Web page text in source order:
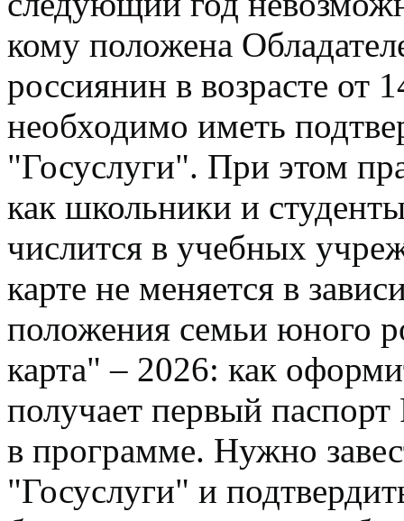
кому положена
россиянин в возрасте от
необходимо иметь
"Госуслуги". При этом
как школьники и
числится в учебных
карте не меняется в
положения семьи юного
карта" – 2026: как
получает первый
в программе. Нужно
"Госуслуги" и